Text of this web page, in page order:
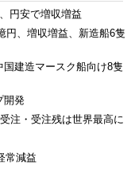
円安で増収増益
円、増収増益、新造船6隻
建造マースク船向け8隻
開発
注・受注残は世界最高に
常減益